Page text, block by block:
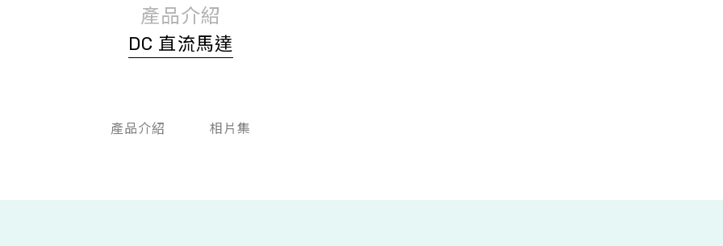
產品介紹
DC 直流馬達
產品介紹 相片集